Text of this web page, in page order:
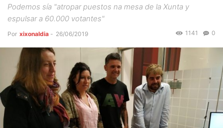
Podemos sía "atropar puestos na mesa de la Xunta y
espulsar a 60.000 votantes"
Por xixonaldia - 26/06/2019 0
1141